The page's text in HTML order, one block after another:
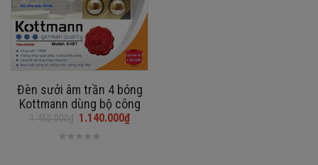
Đèn sưởi âm trần 4 bóng
Kottmann dùng bộ công
tắc (K4BT)
1.450.000₫ 1.140.000₫